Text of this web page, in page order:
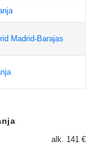
Madrid-Barajas
alk. 141 €